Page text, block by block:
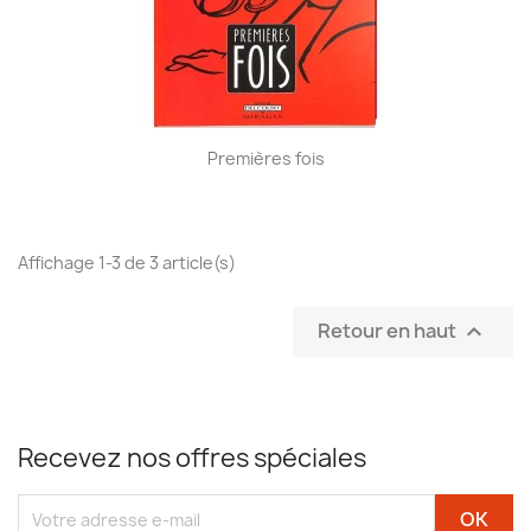
Premières fois
Affichage 1-3 de 3 article(s)
Retour en haut 
Recevez nos offres spéciales